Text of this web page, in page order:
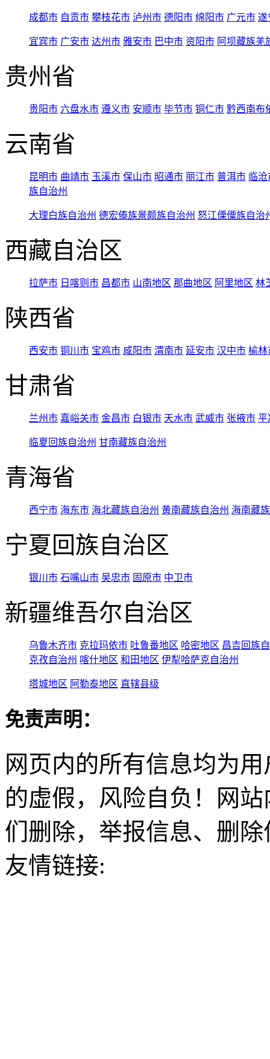
成都市 自贡市 攀枝花市 泸州市 德阳市 绵阳市 广元市 遂
宜宾市 广安市 达州市 雅安市 巴中市 资阳市 阿坝藏族羌
贵州省
贵阳市 六盘水市 遵义市 安顺市 毕节市 铜仁市 黔西南布
云南省
昆明市 曲靖市 玉溪市 保山市 昭通市 丽江市 普洱市 临
族自治州
大理白族自治州 德宏傣族景颇族自治州 怒江傈僳族自治
西藏自治区
拉萨市 日喀则市 昌都市 山南地区 那曲地区 阿里地区 林
陕西省
西安市 铜川市 宝鸡市 咸阳市 渭南市 延安市 汉中市 榆林
甘肃省
兰州市 嘉峪关市 金昌市 白银市 天水市 武威市 张掖市 平
临夏回族自治州 甘南藏族自治州
青海省
西宁市 海东市 海北藏族自治州 黄南藏族自治州 海南藏
宁夏回族自治区
银川市 石嘴山市 吴忠市 固原市 中卫市
新疆维吾尔自治区
乌鲁木齐市 克拉玛依市 吐鲁番地区 哈密地区 昌吉回族
克孜自治州 喀什地区 和田地区 伊犁哈萨克自治州
塔城地区 阿勒泰地区 直辖县级
免责声明：
网页内的所有信息均为
的虚假，风险自负！网
们删除，举报信息、删
友情链接: